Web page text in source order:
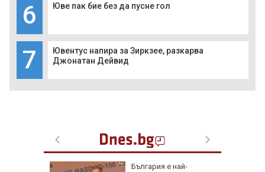
6 Юве пак бие без да пусне гол
7
Ювентус напира за Зиркзее, разкарва
Джонатан Дейвид
България е най-